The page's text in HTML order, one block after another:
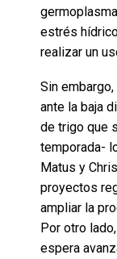
estrés
realizar un
Sin
ante la baja
de trigo que
temporada-
Matus y
proyectos
ampliar la
Por otro
espera